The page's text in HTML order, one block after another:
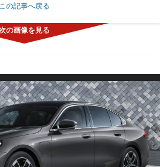
この記事へ戻る